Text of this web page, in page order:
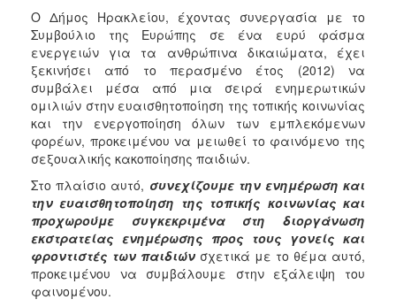
Έλεγχος
Βρεφονηπιακών
Σταθμών
Δημοτικό
Ιατρείο
Ξενώνας
Φιλοξενίας
Γυναικών
Κέντρο
Κοινότητας
Κοινωνικό
Φαρμακείο
Κοινωνικό
Παντοπωλείο
Ο Δήμος Ηρακλείου, έχοντας συνεργασία με το
Συμβούλιο της Ευρώπης σε ένα ευρύ φάσμα
ενεργειών για τα ανθρώπινα δικαιώματα, έχει
ξεκινήσει από το περασμένο έτος (2012) να
συμβάλει μέσα από μια σειρά ενημερωτικών
ομιλιών στην ευαισθητοποίηση της τοπικής κοινωνίας
και την ενεργοποίηση όλων των εμπλεκόμενων
φορέων, προκειμένου να μειωθεί το φαινόμενο της
σεξουαλικής κακοποίησης παιδιών.
Στο πλαίσιο αυτό, συνεχίζουμε την ενημέρωση και
την ευαισθητοποίηση της τοπικής κοινωνίας και
προχωρούμε συγκεκριμένα στη διοργάνωση
εκστρατείας ενημέρωσης προς τους γονείς και
φροντιστές των παιδιών σχετικά με το θέμα αυτό,
προκειμένου να συμβάλουμε στην εξάλειψη του
φαινομένου.